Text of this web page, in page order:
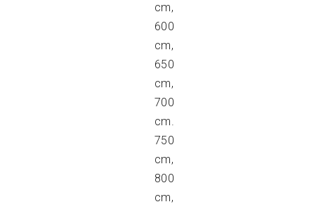
cm,
600
cm,
650
cm,
700
cm.
750
cm,
800
cm,